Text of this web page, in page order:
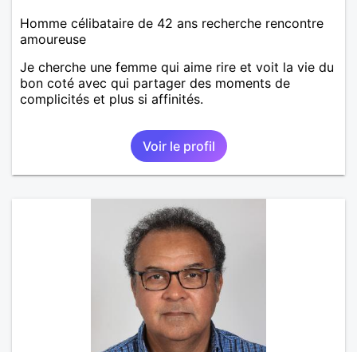
Homme célibataire de 42 ans recherche rencontre
amoureuse
Je cherche une femme qui aime rire et voit la vie du
bon coté avec qui partager des moments de
complicités et plus si affinités.
Voir le profil